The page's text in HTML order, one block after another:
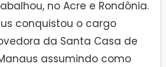
no Acre e Rondônia.
conquistou o cargo
da Santa Casa de
assumindo como